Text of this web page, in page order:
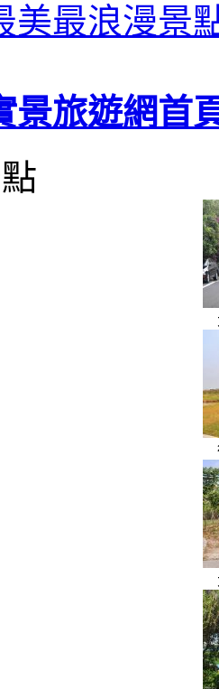
美最浪漫景
景旅遊網首